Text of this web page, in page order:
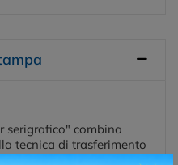
serigrafico" combina
tecnica di trasferimento
su una superficie